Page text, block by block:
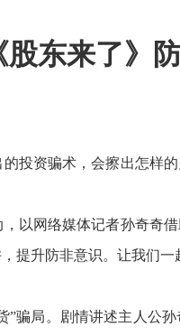
东来了》
投资骗术，会擦出怎样
以网络媒体记者孙奇奇
提升防非意识。让我们一
”骗局。剧情讲述主人公